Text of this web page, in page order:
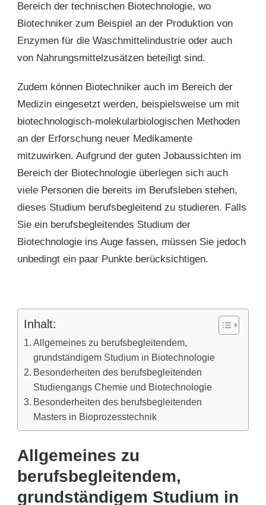
Bereich der technischen Biotechnologie, wo
Biotechniker zum Beispiel an der Produktion von
Enzymen für die Waschmittelindustrie oder auch
von Nahrungsmittelzusätzen beteiligt sind.
Zudem können Biotechniker auch im Bereich der
Medizin eingesetzt werden, beispielsweise um mit
biotechnologisch-molekularbiologischen Methoden
an der Erforschung neuer Medikamente
mitzuwirken. Aufgrund der guten Jobaussichten im
Bereich der Biotechnologie überlegen sich auch
viele Personen die bereits im Berufsleben stehen,
dieses Studium berufsbegleitend zu studieren. Falls
Sie ein berufsbegleitendes Studium der
Biotechnologie ins Auge fassen, müssen Sie jedoch
unbedingt ein paar Punkte berücksichtigen.
Inhalt:
Allgemeines zu berufsbegleitendem,
grundständigem Studium in Biotechnologie
Besonderheiten des berufsbegleitenden
Studiengangs Chemie und Biotechnologie
Besonderheiten des berufsbegleitenden
Masters in Bioprozesstechnik
Allgemeines zu
berufsbegleitendem,
grundständigem Studium in